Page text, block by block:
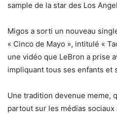
sample de la star des Los
Migos a sorti un nouveau
« Cinco de Mayo », intitulé «
une vidéo que LeBron a prise
impliquant tous ses enfants et
Une tradition devenue meme,
partout sur les médias sociaux